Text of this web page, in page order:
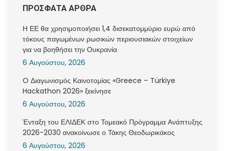
ΠΡΟΣΦΑΤΑ ΑΡΘΡΑ
Η ΕΕ θα χρησιμοποιήσει 1,4 δισεκατομμύριο ευρώ από
τόκους παγωμένων ρωσικών περιουσιακών στοιχείων
για να βοηθήσει την Ουκρανία
6 Αυγούστου, 2026
O Διαγωνισμός Καινοτομίας «Greece – Türkiye
Hackathon 2026» ξεκίνησε
6 Αυγούστου, 2026
Ένταξη του ΕΛΙΔΕΚ στο Τομεακό Πρόγραμμα Ανάπτυξης
2026-2030 ανακοίνωσε ο Τάκης Θεοδωρικάκος
6 Αυγούστου, 2026